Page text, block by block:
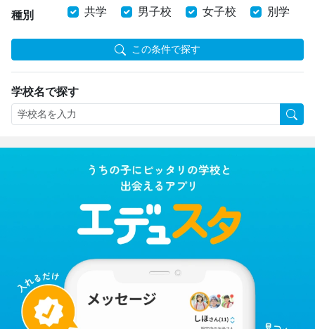
種別 共学 男子校 女子校 別学
この条件で探す
学校名で探す